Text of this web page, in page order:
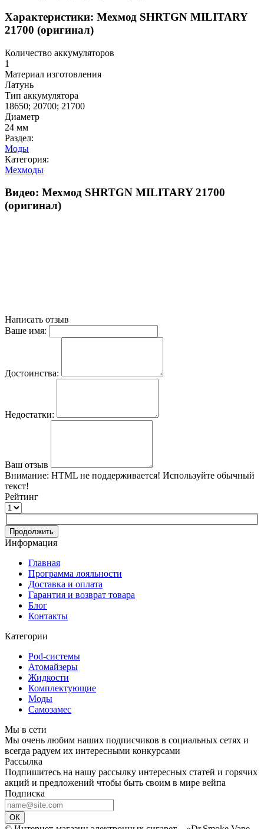
Характеристики: Мехмод SHRTGN MILITARY
21700 (оригинал)
Количество аккумуляторов
1
Материал изготовления
Латунь
Тип аккумулятора
18650; 20700; 21700
Диаметр
24 мм
Раздел:
Моды
Категория:
Мехмоды
Видео: Мехмод SHRTGN MILITARY 21700
(оригинал)
Написать отзыв
Ваше имя:
Достоинства:
Недостатки:
Ваш отзыв
Внимание: HTML не поддерживается! Используйте обычный
текст!
Рейтинг
Продолжить
Информация
Главная
Программа лояльности
Доставка и оплата
Гарантия и возврат товара
Блог
Контакты
Категории
Pod-системы
Атомайзеры
Жидкости
Комплектующие
Моды
Самозамес
Мы в сети
Мы очень любим наших подписчиков в социальных сетях и
всегда радуем их интересными конкурсами
Рассылка
Подпишитесь на нашу рассылку интересных статей и горячих
акций и предложений чтобы быть своим в мире вейпа
Подписка
ОК